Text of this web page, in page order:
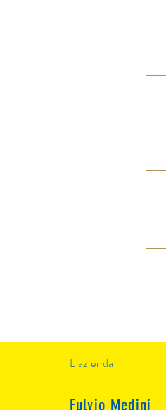
L'azienda
Fulvio Medini